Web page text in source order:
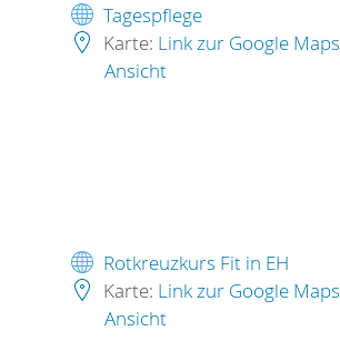
Tagespflege
Karte: Link zur Google Maps
Ansicht
Rotkreuzkurs Fit in EH
Karte: Link zur Google Maps
Ansicht